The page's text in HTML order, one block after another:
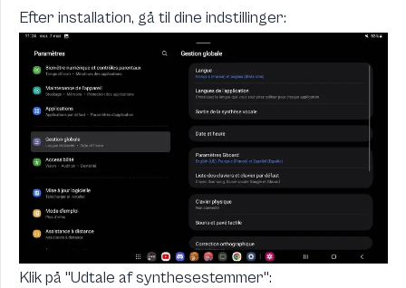
Efter installation, gå til dine indstillinger:
Klik på "Udtale af synthesestemmer":